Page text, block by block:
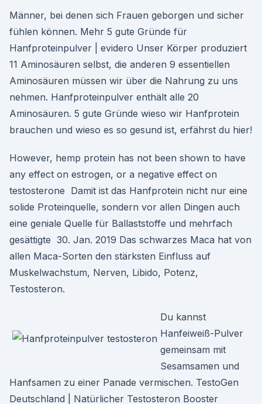
Männer, bei denen sich Frauen geborgen und sicher
fühlen können. Mehr 5 gute Gründe für
Hanfproteinpulver | evidero Unser Körper produziert
11 Aminosäuren selbst, die anderen 9 essentiellen
Aminosäuren müssen wir über die Nahrung zu uns
nehmen. Hanfproteinpulver enthält alle 20
Aminosäuren. 5 gute Gründe wieso wir Hanfprotein
brauchen und wieso es so gesund ist, erfährst du hier!
However, hemp protein has not been shown to have
any effect on estrogen, or a negative effect on
testosterone Damit ist das Hanfprotein nicht nur eine
solide Proteinquelle, sondern vor allen Dingen auch
eine geniale Quelle für Ballaststoffe und mehrfach
gesättigte 30. Jan. 2019 Das schwarzes Maca hat von
allen Maca-Sorten den stärksten Einfluss auf
Muskelwachstum, Nerven, Libido, Potenz,
Testosteron.
Du kannst
Hanfeiweiß-Pulver
gemeinsam mit
Sesamsamen und
Hanfsamen zu einer Panade vermischen. TestoGen
Deutschland | Natürlicher Testosteron Booster